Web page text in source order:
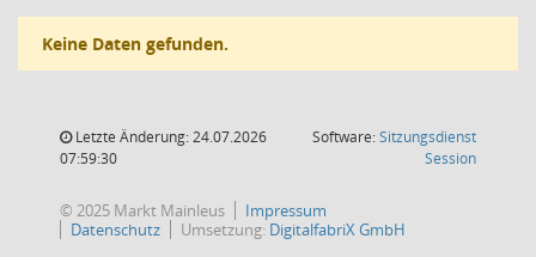
Keine Daten gefunden.
Letzte Änderung: 24.07.2026
07:59:30
Software:Sitzungsdienst
Session(Wird in
© 2025 Markt Mainleus
Impressum
Datenschutz
Umsetzung: DigitalfabriX GmbH